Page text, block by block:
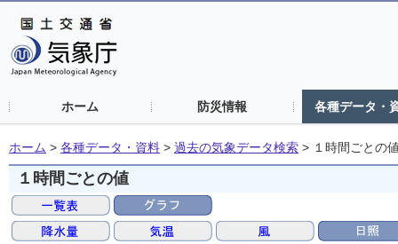
ホーム 防災情報 各種データ・
ホーム > 各種データ・資料 > 過去の気象データ検索 > １時間ごとの
１時間ごとの値